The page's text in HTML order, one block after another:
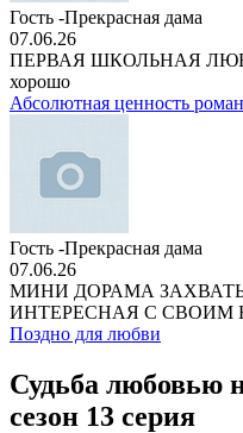
Гость -Прекрасная дама
07.06.26
ПЕРВАЯ ШКОЛЬНАЯ
хорошо
Абсолютная ценность
Гость -Прекрасная дама
07.06.26
МИНИ ДОРАМА
ИНТЕРЕСНАЯ С
Поздно для любви
Судьба любовью
сезон 13 серия